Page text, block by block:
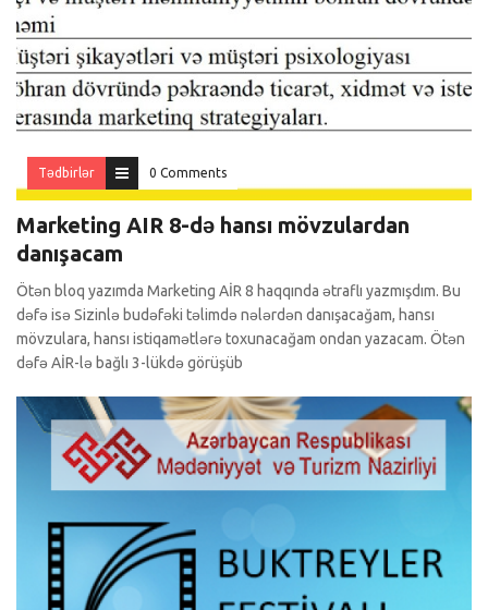
Tədbirlər 0 Comments
Marketing AIR 8-də hansı mövzulardan
danışacam
Ötən bloq yazımda Marketing AİR 8 haqqında ətraflı yazmışdım. Bu
dəfə isə Sizinlə budəfəki təlimdə nələrdən danışacağam, hansı
mövzulara, hansı istiqamətlərə toxunacağam ondan yazacam. Ötən
dəfə AİR-lə bağlı 3-lükdə görüşüb